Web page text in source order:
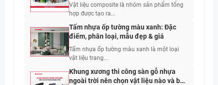
Vật liệu composite là nhóm sản phẩm tổng
hợp được tạo ra...
Tấm nhựa ốp tường màu xanh: Đặc
điểm, phân loại, mẫu đẹp & giá
Tấm nhựa ốp tường màu xanh là một loại
vật liệu trang...
Khung xương thi công sàn gỗ nhựa
ngoài trời nên chọn vật liệu nào và bố